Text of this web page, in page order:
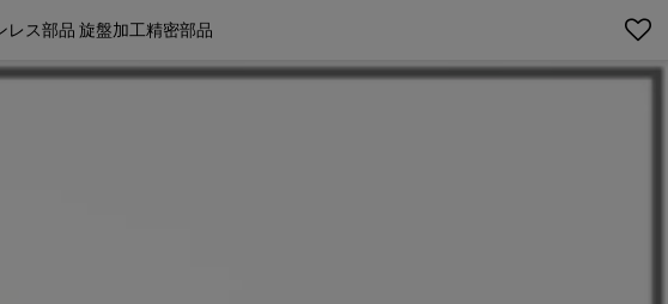
ス部品 旋盤加工精密部品